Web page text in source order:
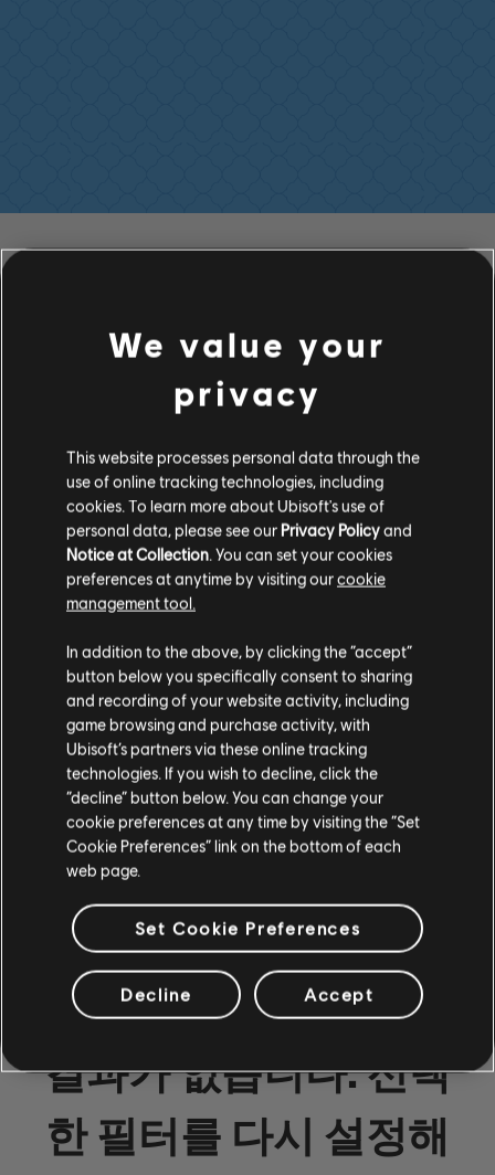
리드 기타
대체 리드 기타
대체 리듬 기타
코드 표
단순한 기타
베이스
베이스
대체 베이스
베이스 차트
피아노
피아노
단순한 피아노
적용하기
모두 삭제
아티스트 A-Z
Simple Minds
앨범 노래
결과가 없습니다. 선택
한 필터를 다시 설정해
We value your
privacy
This website processes personal data through the
use of online tracking technologies, including
cookies. To learn more about Ubisoft's use of
personal data, please see our Privacy Policyand
Notice at Collection. You can set your cookies
preferences at anytime by visiting ourcookie
management tool.
In addition to the above, by clicking the “accept”
button below you specifically consent to sharing
and recording of your website activity, including
game browsing and purchase activity, with
Ubisoft’s partners via these online tracking
technologies. If you wish to decline, click the
“decline” button below. You can change your
cookie preferences at any time by visiting the “Set
Cookie Preferences” link on the bottom of each
web page.
Set Cookie Preferences
Decline Accept